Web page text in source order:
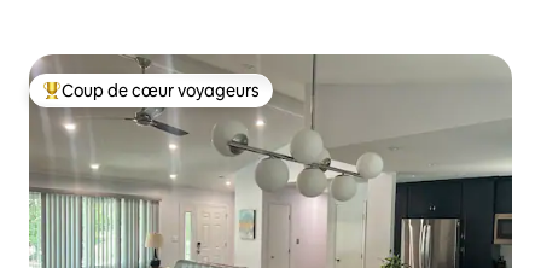
Coup de cœur voyageurs parmi les plus aimés
Coup de cœur voyageurs